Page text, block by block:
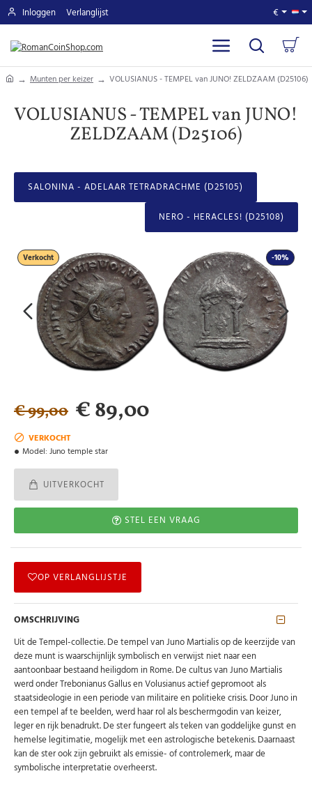
Inloggen Verlanglijst €
homeMunten per keizer VOLUSIANUS - TEMPEL van JUNO! ZELDZAAM (D25106)
VOLUSIANUS - TEMPEL van JUNO!
ZELDZAAM (D25106)
SALONINA - ADELAAR TETRADRACHME (D25105)
NERO - HERACLES! (D25108)
-10%
Verkocht
VERKOCHT
Model: Juno temple star
€ 89,00
€ 99,00
UITVERKOCHT
STEL EEN VRAAG
OP VERLANGLIJSTJE
OMSCHRIJVING
Uit de Tempel-collectie. De tempel van Juno Martialis op de keerzijde van
deze munt is waarschijnlijk symbolisch en verwijst niet naar een
aantoonbaar bestaand heiligdom in Rome. De cultus van Juno Martialis
werd onder Trebonianus Gallus en Volusianus actief gepromoot als
staatsideologie in een periode van militaire en politieke crisis. Door Juno in
een tempel af te beelden, werd haar rol als beschermgodin van keizer,
leger en rijk benadrukt. De ster fungeert als teken van goddelijke gunst en
hemelse legitimatie, mogelijk met een astrologische betekenis. Daarnaast
kan de ster ook zijn gebruikt als emissie- of controlemerk, maar de
symbolische interpretatie overheerst.